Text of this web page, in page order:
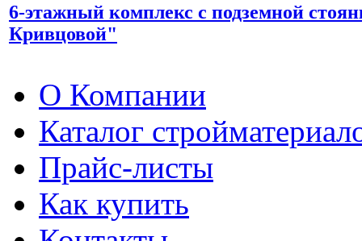
6-этажный комплекс с подземной
Кривцовой"
О Компании
Каталог
Прайс-листы
Как купить